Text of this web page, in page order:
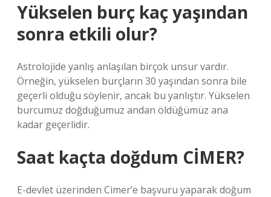
Yükselen burç kaç yaşından
sonra etkili olur?
Astrolojide yanlış anlaşılan birçok unsur vardır.
Örneğin, yükselen burçların 30 yaşından sonra bile
geçerli olduğu söylenir, ancak bu yanlıştır. Yükselen
burcumuz doğduğumuz andan öldüğümüz ana
kadar geçerlidir.
Saat kaçta doğdum CİMER?
E-devlet üzerinden Cimer’e başvuru yaparak doğum